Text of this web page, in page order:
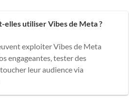
elles utiliser Vibes de Meta ?
exploiter Vibes de Meta
engageantes, tester des
leur audience via